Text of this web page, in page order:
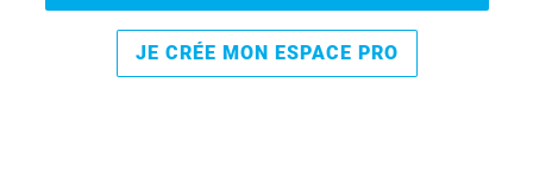
JE CRÉE MON ESPACE PRO